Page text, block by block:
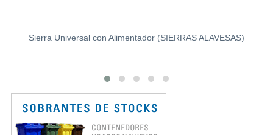
Sierra Universal con Alimentador (SIERRAS ALAVESAS)